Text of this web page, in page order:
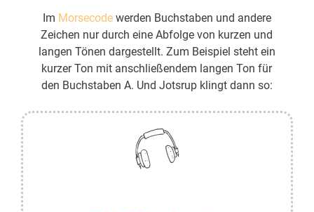
Im Morsecodewerden Buchstaben und andere
Zeichen nur durch eine Abfolge von kurzen und
langen Tönen dargestellt. Zum Beispiel steht ein
kurzer Ton mit anschließendem langen Ton für
den Buchstaben A. Und Jotsrup klingt dann so: